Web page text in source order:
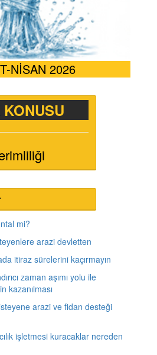
NİSAN 2026
mi?
arazi devletten
itiraz sürelerini kaçırmayın
zaman aşımı yolu ile
kazanılması
arazi ve fidan desteği
işletmesi kuracaklar nereden